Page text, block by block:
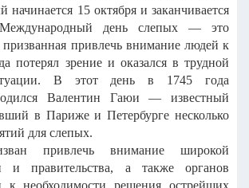
начинается 15 октября и заканчивается
день слепых — это
призванная привлечь внимание людей к
потерял зрение и оказался в трудной
В этот день в 1745 года
Валентин Гаюи — известный
в Париже и Петербурге несколько
для слепых.
привлечь внимание широкой
иправительства, а также органов
к необходимости решения острейших